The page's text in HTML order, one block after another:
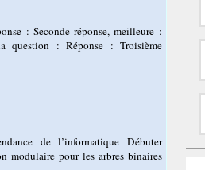
: Seconde réponse, meilleure :
: Réponse : Troisième
de l’informatique Débuter
modulaire pour les arbres binaires